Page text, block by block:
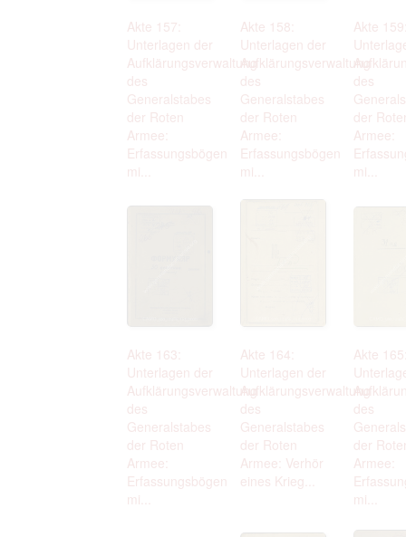
Akte 157:
Unterlagen der
Aufklärungsverwaltung
des
Generalstabes
der Roten
Armee:
Erfassungsbögen
mi...
Akte 158:
Unterlagen der
Aufklärungsverwaltung
des
Generalstabes
der Roten
Armee:
Erfassungsbögen
mi...
Akte
des
der
Armee:
mi...
Akte 163:
Unterlagen der
Aufklärungsverwaltung
des
Generalstabes
der Roten
Armee:
Erfassungsbögen
mi...
Akte 164:
Unterlagen der
Aufklärungsverwaltung
des
Generalstabes
der Roten
Armee: Verhör
eines Krieg...
Akte
des
der
Armee:
mi...